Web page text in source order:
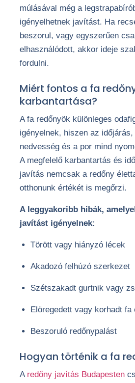
múlásával még a
igényelhetnek javítást. Ha
beszorul, vagy egyszerűen
elhasználódott, akkor ideje
fordulni.
Miért fontos a fa
karbantartása?
A fa redőnyök különleges
igényelnek, hiszen az
nedvesség és a por mind
A megfelelő karbantartás és
javítás nemcsak a redőny
otthonunk értékét is megőrzi.
A leggyakoribb hibák,
javítást igényelnek:
Törött vagy hiányzó lécek
Akadozó felhúzó szerkezet
Szétszakadt gurtnik vagy
Elöregedett vagy korhadt fa
Beszoruló redőnypalást
Hogyan történik a fa
A redőny javítás Budapesten